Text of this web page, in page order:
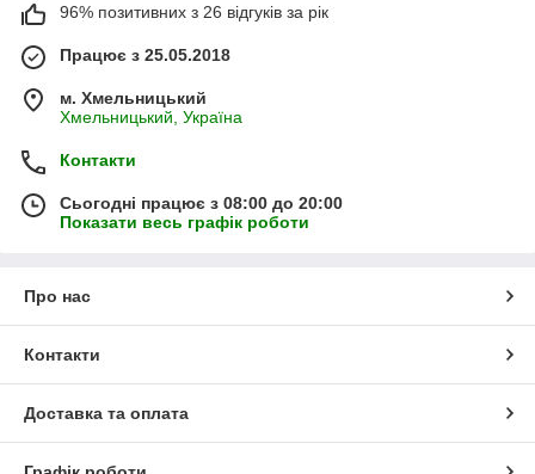
96% позитивних з 26 відгуків за рік
Працює з 25.05.2018
м. Хмельницький
Хмельницький, Україна
Контакти
Сьогодні працює з 08:00 до 20:00
Показати весь графік роботи
Про нас
Контакти
Доставка та оплата